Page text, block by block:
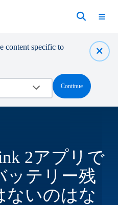
content specific to
Continue
2アプリで
ッテリー残
ないのはな